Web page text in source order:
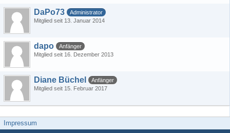
DaPo73
Administrator
Mitglied seit 13. Januar 2014
dapo
Anfänger
Mitglied seit 16. Dezember 2013
Diane Büchel
Anfänger
Mitglied seit 15. Februar 2017
Impressum